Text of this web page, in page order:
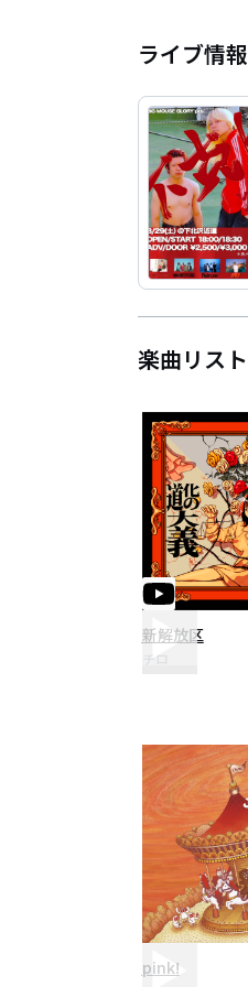
ライブ情報
楽曲リスト
新解放区
チロ
pink!